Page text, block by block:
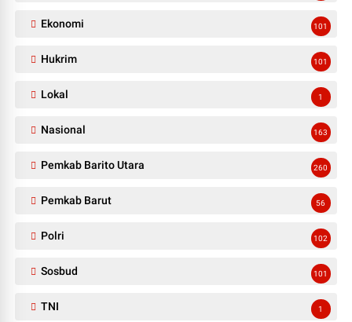
Ekonomi 101
Hukrim 101
Lokal 1
Nasional 163
Pemkab Barito Utara 260
Pemkab Barut 56
Polri 102
Sosbud 101
TNI 1